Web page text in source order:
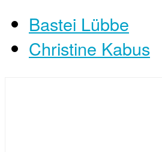
Bastei Lübbe
Christine Kabus